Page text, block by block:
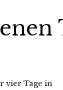
vier Tage in